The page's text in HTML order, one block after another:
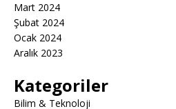
Mart 2024
Şubat 2024
Ocak 2024
Aralık 2023
Kategoriler
Bilim & Teknoloji